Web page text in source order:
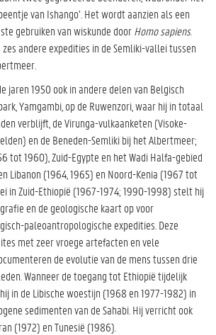
van Ishango’. Het wordt aanzien als een
gebruiken van wiskunde doorHomo sapiens.
andere expedities in de Semliki-vallei tussen
jaren 1950 ook in andere delen van Belgisch
Yamgambi, op de Ruwenzori, waar hij in totaal
verblijft, de Virunga-vulkaanketen (Visoke-
en de Beneden-Semliki bij het Albertmeer;
tot 1960), Zuid-Egypte en het Wadi Halfa-gebied
Libanon (1964, 1965) en Noord-Kenia (1967 tot
in Zuid-Ethiopië (1967-1974; 1990-1998) stelt hij
en de geologische kaart op voor
paleoantropologische expedities. Deze
met zeer vroege artefacten en vele
de evolutie van de mens tussen drie
Wanneer de toegang tot Ethiopië tijdelijk
in de Libische woestijn (1968 en 1977-1982) in
sedimenten van de Sahabi. Hij verricht ook
(1972) en Tunesië (1986).